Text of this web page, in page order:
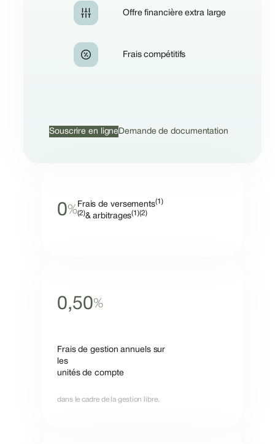
Offre financière extra large
Frais compétitifs
Souscrire en ligne Demande de documentation
0%Frais de versements(1)
(2)& arbitrages(1)(2)
0,50%
Frais de gestion annuels sur
les
unités de compte
dans le cadre de la gestion libre.